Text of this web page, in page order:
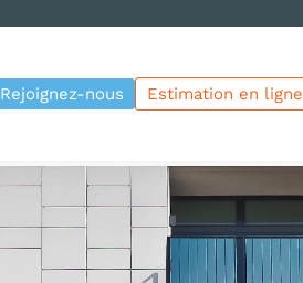
Rejoignez-nous Estimation en ligne